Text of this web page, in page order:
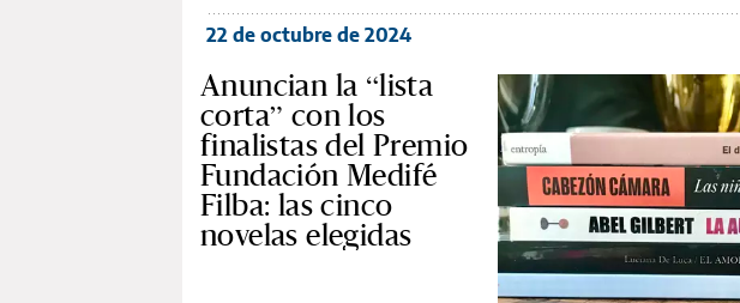
22 de octubre de 2024
Anuncian la “lista
corta” con los
finalistas del Premio
Fundación Medifé
Filba: las cinco
novelas elegidas